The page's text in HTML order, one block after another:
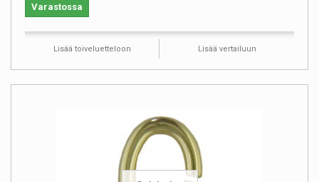
Varastossa
Lisää toiveluetteloon Lisää vertailuun